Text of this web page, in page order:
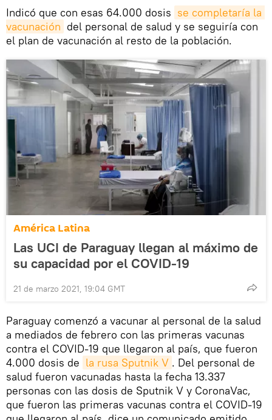
Indicó que con esas 64.000 dosis se completaría la
vacunación del personal de salud y se seguiría con
el plan de vacunación al resto de la población.
América Latina
Las UCI de Paraguay llegan al máximo de
su capacidad por el COVID-19
21 de marzo 2021, 19:04 GMT
Paraguay comenzó a vacunar al personal de la salud
a mediados de febrero con las primeras vacunas
contra el COVID-19 que llegaron al país, que fueron
4.000 dosis de la rusa Sputnik V . Del personal de
salud fueron vacunadas hasta la fecha 13.337
personas con las dosis de Sputnik V y CoronaVac,
que fueron las primeras vacunas contra el COVID-19